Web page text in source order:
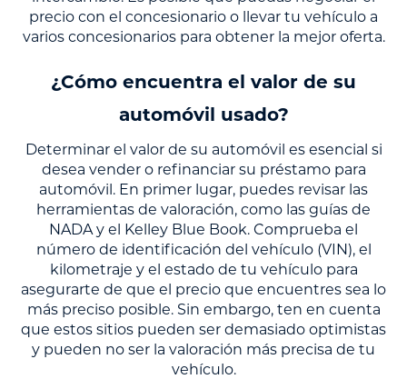
precio con el concesionario o llevar tu vehículo a
varios concesionarios para obtener la mejor oferta.
¿Cómo encuentra el valor de su
automóvil usado?
Determinar el valor de su automóvil es esencial si
desea vender o refinanciar su préstamo para
automóvil. En primer lugar, puedes revisar las
herramientas de valoración, como las guías de
NADA y el Kelley Blue Book. Comprueba el
número de identificación del vehículo (VIN), el
kilometraje y el estado de tu vehículo para
asegurarte de que el precio que encuentres sea lo
más preciso posible. Sin embargo, ten en cuenta
que estos sitios pueden ser demasiado optimistas
y pueden no ser la valoración más precisa de tu
vehículo.